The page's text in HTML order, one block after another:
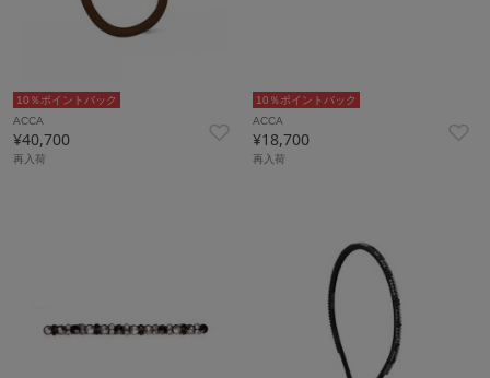
10％ポイントバック
ACCA
¥40,700
再入荷
10％ポイントバック
ACCA
¥18,700
再入荷